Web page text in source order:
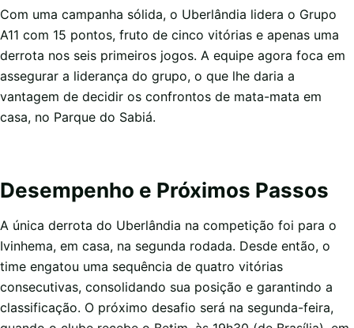
Com uma campanha sólida, o Uberlândia lidera o Grupo
A11 com 15 pontos, fruto de cinco vitórias e apenas uma
derrota nos seis primeiros jogos. A equipe agora foca em
assegurar a liderança do grupo, o que lhe daria a
vantagem de decidir os confrontos de mata-mata em
casa, no Parque do Sabiá.
Desempenho e Próximos Passos
A única derrota do Uberlândia na competição foi para o
Ivinhema, em casa, na segunda rodada. Desde então, o
time engatou uma sequência de quatro vitórias
consecutivas, consolidando sua posição e garantindo a
classificação. O próximo desafio será na segunda-feira,